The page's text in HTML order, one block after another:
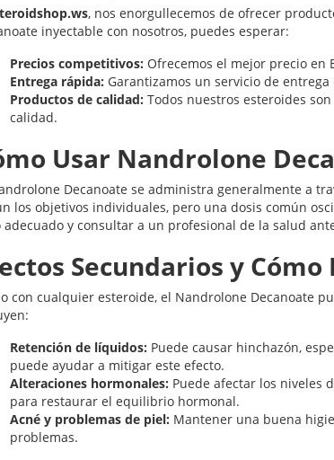
, nos enorgullecemos de ofrecer
inyectable con nosotros, puedes esperar:
Precios competitivos: Ofrecemos el mejor precio en
Entrega rápida: Garantizamos un servicio de
Productos de calidad: Todos nuestros esteroides
calidad.
Usar Nandrolone
Decanoate se administra generalmente a
los objetivos individuales, pero una dosis común
adecuado y consultar a un profesional de la salud
Secundarios y
con cualquier esteroide, el Nandrolone Decanoate
Retención de líquidos: Puede causar hinchazón,
puede ayudar a mitigar este efecto.
Alteraciones hormonales: Puede afectar los niveles
para restaurar el equilibrio hormonal.
Acné y problemas de piel: Mantener una buena
problemas.